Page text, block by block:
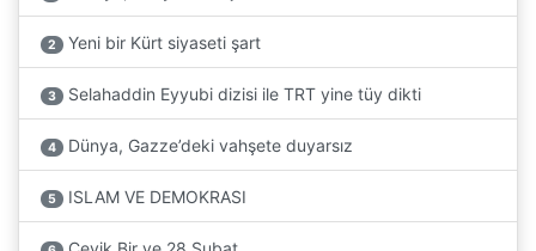
2 Yeni bir Kürt siyaseti şart
3 Selahaddin Eyyubi dizisi ile TRT yine tüy dikti
4 Dünya, Gazze’deki vahşete duyarsız
5 ISLAM VE DEMOKRASI